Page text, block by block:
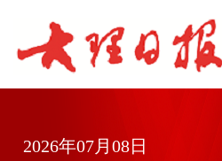
2026年07月08日